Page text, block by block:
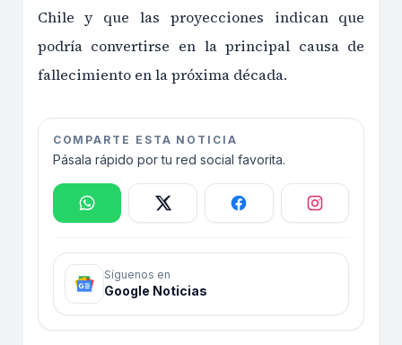
Chile y que las proyecciones indican que
podría convertirse en la principal causa de
fallecimiento en la próxima década.
COMPARTE ESTA NOTICIA
Pásala rápido por tu red social favorita.
Síguenos en
Google Noticias